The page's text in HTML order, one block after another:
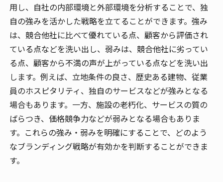
用し、自社の内部環境と外部環境を分析することで、独
自の強みを活かした戦略を立てることができます。強み
は、競合他社に比べて優れている点、顧客から評価され
ている点などを洗い出し、弱みは、競合他社に劣ってい
る点、顧客から不満の声が上がっている点などを洗い出
します。例えば、立地条件の良さ、歴史ある建物、従業
員のホスピタリティ、独自のサービスなどが強みとなる
場合もあります。一方、施設の老朽化、サービスの質の
ばらつき、価格競争力などが弱みとなる場合もありま
す。これらの強み・弱みを明確にすることで、どのよう
なブランディング戦略が有効かを判断することができま
す。